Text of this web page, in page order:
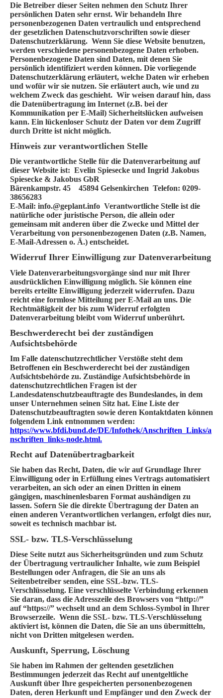
Die Betreiber dieser Seiten nehmen den Schutz Ihrer
persönlichen Daten sehr ernst. Wir behandeln Ihre
personenbezogenen Daten vertraulich und entsprechend
der gesetzlichen Datenschutzvorschriften sowie dieser
Datenschutzerklärung. Wenn Sie diese Website benutzen,
werden verschiedene personenbezogene Daten erhoben.
Personenbezogene Daten sind Daten, mit denen Sie
persönlich identifiziert werden können. Die vorliegende
Datenschutzerklärung erläutert, welche Daten wir erheben
und wofür wir sie nutzen. Sie erläutert auch, wie und zu
welchem Zweck das geschieht. Wir weisen darauf hin, dass
die Datenübertragung im Internet (z.B. bei der
Kommunikation per E-Mail) Sicherheitslücken aufweisen
kann. Ein lückenloser Schutz der Daten vor dem Zugriff
durch Dritte ist nicht möglich.
Hinweis zur verantwortlichen Stelle
Die verantwortliche Stelle für die Datenverarbeitung auf
dieser Website ist: Evelin Spiesecke und Ingrid Jakobus
Spiesecke & Jakobus GbR
Bärenkampstr. 45 45894 Gelsenkirchen Telefon: 0209-
38656283
E-Mail: info.@geplant.info Verantwortliche Stelle ist die
natürliche oder juristische Person, die allein oder
gemeinsam mit anderen über die Zwecke und Mittel der
Verarbeitung von personenbezogenen Daten (z.B. Namen,
E-Mail-Adressen o. Ä.) entscheidet.
Widerruf Ihrer Einwilligung zur Datenverarbeitung
Viele Datenverarbeitungsvorgänge sind nur mit Ihrer
ausdrücklichen Einwilligung möglich. Sie können eine
bereits erteilte Einwilligung jederzeit widerrufen. Dazu
reicht eine formlose Mitteilung per E-Mail an uns. Die
Rechtmäßigkeit der bis zum Widerruf erfolgten
Datenverarbeitung bleibt vom Widerruf unberührt.
Beschwerderecht bei der zuständigen
Aufsichtsbehörde
Im Falle datenschutzrechtlicher Verstöße steht dem
Betroffenen ein Beschwerderecht bei der zuständigen
Aufsichtsbehörde zu. Zuständige Aufsichtsbehörde in
datenschutzrechtlichen Fragen ist der
Landesdatenschutzbeauftragte des Bundeslandes, in dem
unser Unternehmen seinen Sitz hat. Eine Liste der
Datenschutzbeauftragten sowie deren Kontaktdaten können
folgendem Link entnommen werden:
https://www.bfdi.bund.de/DE/Infothek/Anschriften_Links/a
nschriften_links-node.html.
Recht auf Datenübertragbarkeit
Sie haben das Recht, Daten, die wir auf Grundlage Ihrer
Einwilligung oder in Erfüllung eines Vertrags automatisiert
verarbeiten, an sich oder an einen Dritten in einem
gängigen, maschinenlesbaren Format aushändigen zu
lassen. Sofern Sie die direkte Übertragung der Daten an
einen anderen Verantwortlichen verlangen, erfolgt dies nur,
soweit es technisch machbar ist.
SSL- bzw. TLS-Verschlüsselung
Diese Seite nutzt aus Sicherheitsgründen und zum Schutz
der Übertragung vertraulicher Inhalte, wie zum Beispiel
Bestellungen oder Anfragen, die Sie an uns als
Seitenbetreiber senden, eine SSL-bzw. TLS-
Verschlüsselung. Eine verschlüsselte Verbindung erkennen
Sie daran, dass die Adresszeile des Browsers von “http://”
auf “https://” wechselt und an dem Schloss-Symbol in Ihrer
Browserzeile. Wenn die SSL- bzw. TLS-Verschlüsselung
aktiviert ist, können die Daten, die Sie an uns übermitteln,
nicht von Dritten mitgelesen werden.
Auskunft, Sperrung, Löschung
Sie haben im Rahmen der geltenden gesetzlichen
Bestimmungen jederzeit das Recht auf unentgeltliche
Auskunft über Ihre gespeicherten personenbezogenen
Daten, deren Herkunft und Empfänger und den Zweck der